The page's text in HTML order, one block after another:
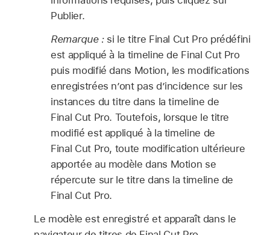
Publier.
Remarque : si le titre Final Cut Pro prédéfini
est appliqué à la timeline de Final Cut Pro
puis modifié dans Motion, les modifications
enregistrées n’ont pas d’incidence sur les
instances du titre dans la timeline de
Final Cut Pro. Toutefois, lorsque le titre
modifié est appliqué à la timeline de
Final Cut Pro, toute modification ultérieure
apportée au modèle dans Motion se
répercute sur le titre dans la timeline de
Final Cut Pro.
Le modèle est enregistré et apparaît dans le